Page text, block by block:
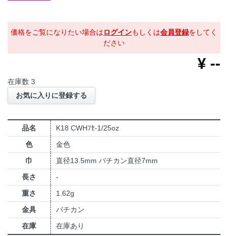
価格をご覧になりたい場合はログインもしくは会員登録をしてく
ださい
¥ --
在庫数 3
お気に入りに登録する
品名
K18 CWHﾌｾ-1/25oz
色
金色
巾
直径13.5mm バチカン直径7mm
長さ
-
重さ
1.62g
金具
バチカン
在庫
在庫あり